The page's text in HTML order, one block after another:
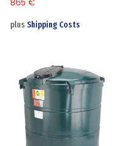
865€
plusShipping Costs